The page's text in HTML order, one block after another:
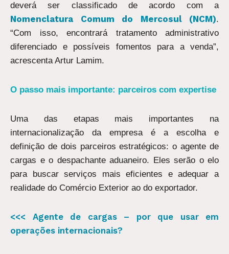
deverá ser classificado de acordo com a
Nomenclatura Comum do Mercosul (NCM).
“Com isso, encontrará tratamento administrativo
diferenciado e possíveis fomentos para a venda”,
acrescenta Artur Lamim.
O passo mais importante: parceiros com expertise
Uma das etapas mais importantes na
internacionalização da empresa é a escolha e
definição de dois parceiros estratégicos: o agente de
cargas e o despachante aduaneiro. Eles serão o elo
para buscar serviços mais eficientes e adequar a
realidade do Comércio Exterior ao do exportador.
<<< Agente de cargas – por que usar em
operações internacionais?